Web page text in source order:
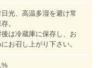
光、高温多湿を避け常
。
後は冷蔵庫に保存し、お
お召し上がり下さい。